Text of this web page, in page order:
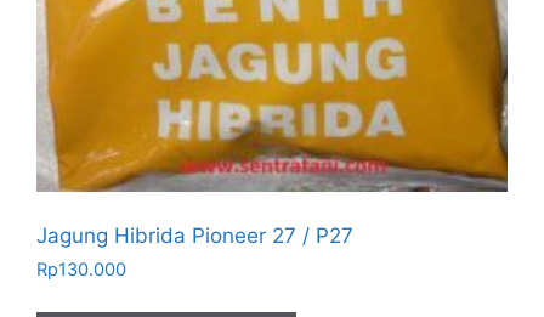
Jagung Hibrida Pioneer 27 / P27
Rp130.000